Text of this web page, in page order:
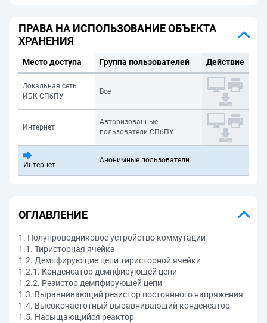
ПРАВА НА ИСПОЛЬЗОВАНИЕ ОБЪЕКТА
ХРАНЕНИЯ
Место доступа Группа пользователей Действие
Локальная сеть
ИБК СПбПУ
Все
Интернет
Авторизованные
пользователи СПбПУ
Интернет
Анонимные пользователи
ОГЛАВЛЕНИЕ
1. Полупроводниковое устройство коммутации
1.1. Тиристорная ячейка
1.2. Демпфирующие цепи тиристорной ячейки
1.2.1. Конденсатор демпфирующей цепи
1.2.2. Резистор демпфирующей цепи
1.3. Выравнивающий резистор постоянного напряжения
1.4. Высокочастотный выравнивающий конденсатор
1.5. Насыщающийся реактор